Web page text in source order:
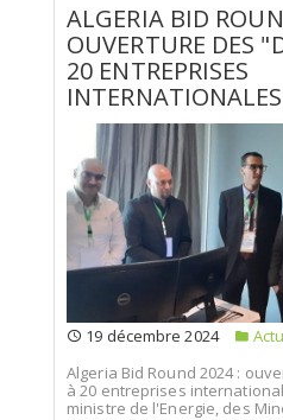
ALGERIA BID
OUVERTURE DES
20 ENTREPRISES
INTERNATIONALES
19 décembre 2024
Algeria Bid Round 2024 :
à 20 entreprises
ministre de l'Energie, des